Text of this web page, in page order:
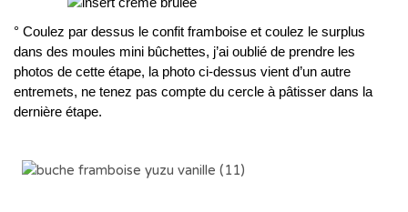
° Coulez par dessus le confit framboise et coulez le surplus
dans des moules mini bûchettes, j’ai oublié de prendre les
photos de cette étape, la photo ci-dessus vient d’un autre
entremets, ne tenez pas compte du cercle à pâtisser dans la
dernière étape.